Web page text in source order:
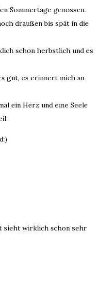
Sommertage genossen.
draußen bis spät in die
schon herbstlich und es
gut, es erinnert mich an
ein Herz und eine Seele
sieht wirklich schon sehr